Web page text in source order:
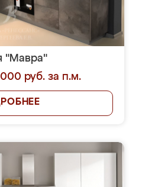
"Мавра"
руб. за п.м.